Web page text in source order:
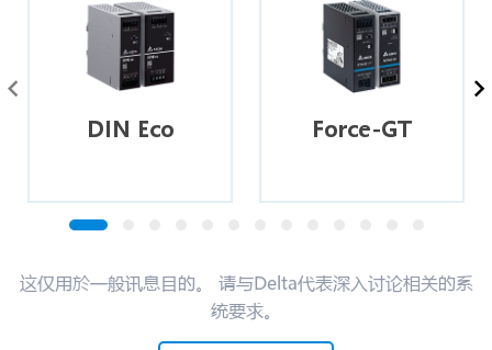
DIN Eco Force-GT
这仅用於一般讯息目的。 请与Delta代表深入讨论相关的系
统要求。